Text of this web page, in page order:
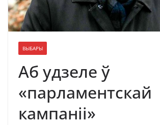
ВЫБАРЫ
Аб удзеле ў
«парламентскай
кампаніі»